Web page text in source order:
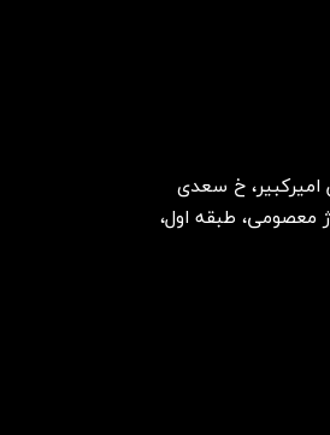
امیرکبیر، خ سعدی
معصومی، طبقه اول،